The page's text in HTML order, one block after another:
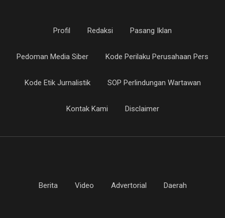
Profil Redaksi Pasang Iklan
Pedoman Media Siber Kode Perilaku Perusahaan Pers
Kode Etik Jurnalistik SOP Perlindungan Wartawan
Kontak Kami Disclaimer
Berita Video Advertorial Daerah